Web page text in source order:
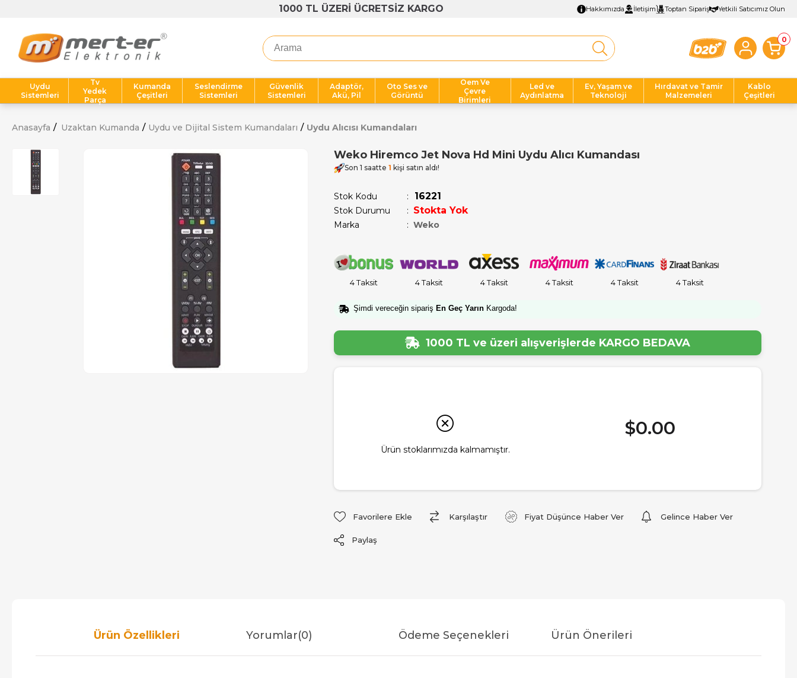
1000 TL ÜZERİ ÜCRETSİZ KARGO Hakkımızda İletişim Toptan Sipariş Yetkili Satıcımız Olun
0
Uydu
Sistemleri
Tv
Yedek
Parça
Kumanda
Çeşitleri
Seslendirme
Sistemleri
Güvenlik
Sistemleri
Adaptör,
Akü, Pil
Oto Ses ve
Görüntü
Oem Ve
Çevre
Birimleri
Led ve
Aydınlatma
Ev, Yaşam ve
Teknoloji
Hırdavat ve Tamir
Malzemeleri
Kablo
Çeşitleri
Anasayfa Uzaktan Kumanda Uydu ve Dijital Sistem Kumandaları Uydu Alıcısı Kumandaları
Weko Hiremco Jet Nova Hd Mini Uydu Alıcı Kumandası
Son 1 saatte 1 kişi satın aldı!
Stok Kodu 16221
Stok Durumu : Stokta Yok
Marka : Weko
4 Taksit 4 Taksit 4 Taksit 4 Taksit 4 Taksit 4 Taksit
Şimdi vereceğin sipariş En Geç Yarın Kargoda!
1000 TL ve üzeri alışverişlerde KARGO BEDAVA
Ürün stoklarımızda kalmamıştır.
$0.00
Favorilere Ekle Karşılaştır Fiyat Düşünce Haber Ver Gelince Haber Ver
Paylaş
Ürün Özellikleri Yorumlar(0) Ödeme Seçenekleri Ürün Önerileri